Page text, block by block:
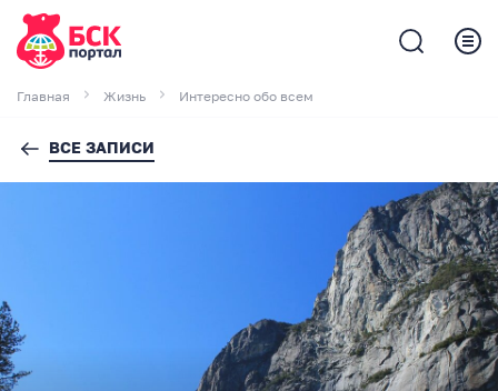
Главная Жизнь Интересно обо всем
ВСЕ ЗАПИСИ